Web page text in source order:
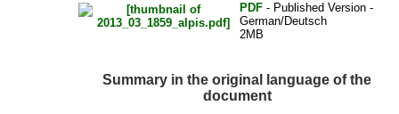
PDF - Published Version -
German/Deutsch
2MB
Summary in the original language of the
document